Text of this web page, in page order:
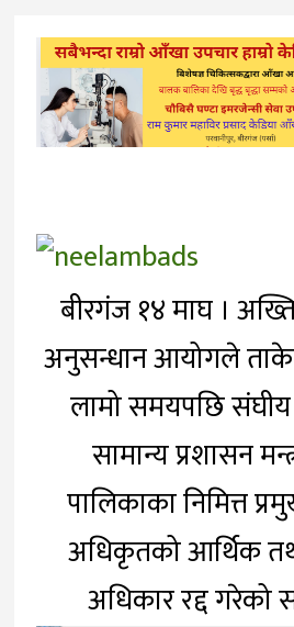
बीरगंज १४ माघ ।
अनुसन्धान आयोगले
लामो समयपछि संघीय
सामान्य प्रशासन
पालिकाका निमित्त
अधिकृतको आर्थिक
अधिकार रद्द गरेको